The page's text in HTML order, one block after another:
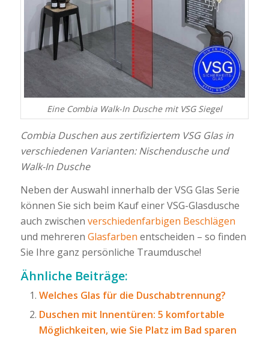
Eine Combia Walk-In Dusche mit VSG Siegel
Combia Duschen aus zertifiziertem VSG Glas in
verschiedenen Varianten: Nischendusche und
Walk-In Dusche
Neben der Auswahl innerhalb der VSG Glas Serie
können Sie sich beim Kauf einer VSG-Glasdusche
auch zwischen verschiedenfarbigen Beschlägen
und mehreren Glasfarben entscheiden – so finden
Sie Ihre ganz persönliche Traumdusche!
Ähnliche Beiträge:
Welches Glas für die Duschabtrennung?
Duschen mit Innentüren: 5 komfortable
Möglichkeiten, wie Sie Platz im Bad sparen